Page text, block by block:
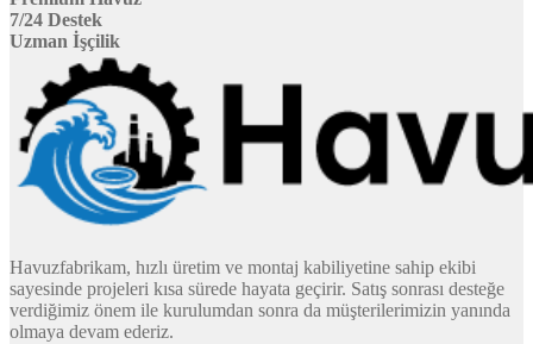
7/24 Destek
Uzman İşçilik
Havuzfabrikam, hızlı üretim ve montaj kabiliyetine sahip ekibi
sayesinde projeleri kısa sürede hayata geçirir. Satış sonrası desteğe
verdiğimiz önem ile kurulumdan sonra da müşterilerimizin yanında
olmaya devam ederiz.